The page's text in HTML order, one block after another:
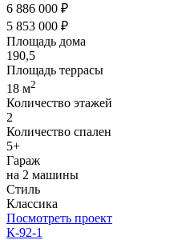
6 886 000 ₽
5 853 000 ₽
Площадь дома
190,5
Площадь террасы
18 м2
Количество этажей
2
Количество спален
5+
Гараж
на 2 машины
Стиль
Классика
Посмотреть проект
К-92-1